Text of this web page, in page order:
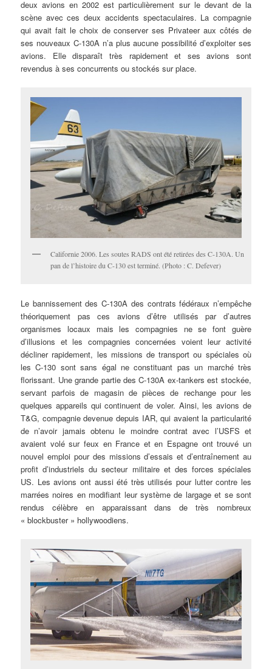
deux avions en 2002 est particulièrement sur le devant de la
scène avec ces deux accidents spectaculaires. La compagnie
qui avait fait le choix de conserver ses Privateer aux côtés de
ses nouveaux C-130A n’a plus aucune possibilité d’exploiter ses
avions. Elle disparaît très rapidement et ses avions sont
revendus à ses concurrents ou stockés sur place.
Californie 2006. Les soutes RADS ont été retirées des C-130A. Un
pan de l’histoire du C-130 est terminé. (Photo : C. Defever)
Le bannissement des C-130A des contrats fédéraux n’empêche
théoriquement pas ces avions d’être utilisés par d’autres
organismes locaux mais les compagnies ne se font guère
d’illusions et les compagnies concernées voient leur activité
décliner rapidement, les missions de transport ou spéciales où
les C-130 sont sans égal ne constituant pas un marché très
florissant. Une grande partie des C-130A ex-tankers est stockée,
servant parfois de magasin de pièces de rechange pour les
quelques appareils qui continuent de voler. Ainsi, les avions de
T&G, compagnie devenue depuis IAR, qui avaient la particularité
de n’avoir jamais obtenu le moindre contrat avec l’USFS et
avaient volé sur feux en France et en Espagne ont trouvé un
nouvel emploi pour des missions d’essais et d’entraînement au
profit d’industriels du secteur militaire et des forces spéciales
US. Les avions ont aussi été très utilisés pour lutter contre les
marrées noires en modifiant leur système de largage et se sont
rendus célèbre en apparaissant dans de très nombreux
« blockbuster » hollywoodiens.